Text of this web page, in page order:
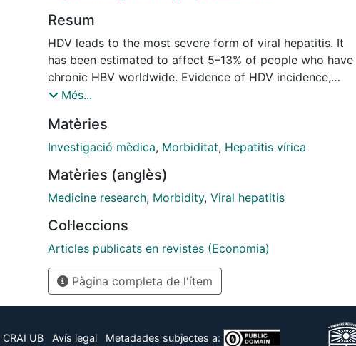
Resum
HDV leads to the most severe form of viral hepatitis. It
has been estimated to affect 5–13% of people who have
chronic HBV worldwide. Evidence of HDV incidence,
prevalence, and disease burden in Spain is limited. The
HDV in Spain by assessing the incidence, prevalence, and
baseline demographics and comorbidities of patients with
monoinfection.
Més...
Matèries
Investigació mèdica, Morbiditat, Hepatitis vírica
Matèries (anglès)
Medicine research, Morbidity, Viral hepatitis
Col·leccions
Articles publicats en revistes (Economia)
Pàgina completa de l'ítem
CRAI UB Avís legal Metadades subjectes a: